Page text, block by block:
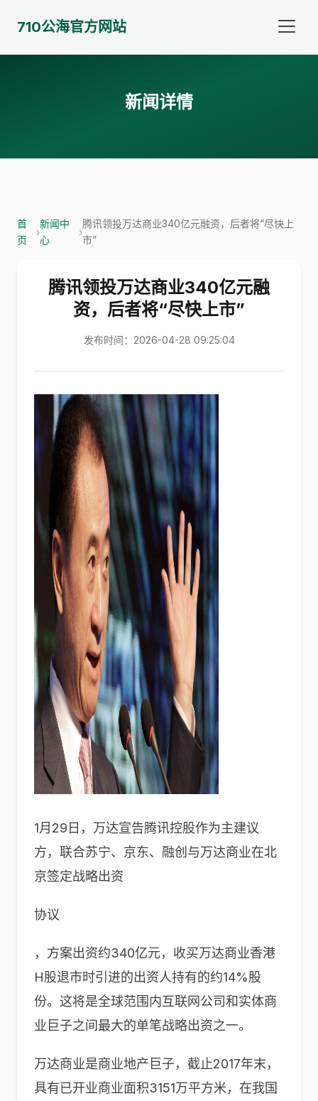
710公海官方网站
新闻详情
首
页
›
新闻中
心
›
腾讯领投万达商业340亿元融资，后者将“尽快上
市”
腾讯领投万达商业340亿元融
资，后者将“尽快上市”
发布时间：2026-04-28 09:25:04
1月29日，万达宣告腾讯控股作为主建议
方，联合苏宁、京东、融创与万达商业在北
京签定战略出资
协议
，方案出资约340亿元，收买万达商业香港
H股退市时引进的出资人持有的约14%股
份。这将是全球范围内互联网公司和实体商
业巨子之间最大的单笔战略出资之一。
万达商业是商业地产巨子，截止2017年末，
具有已开业商业面积3151万平方米，在我国